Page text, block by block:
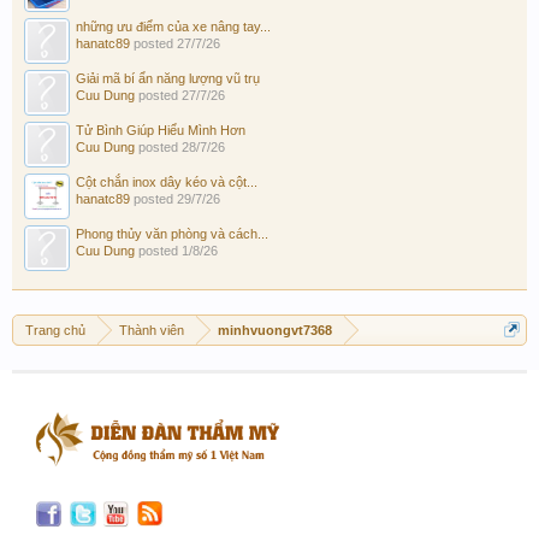
những ưu điểm của xe nâng tay...
hanatc89 posted 27/7/26
Giải mã bí ẩn năng lượng vũ trụ
Cuu Dung posted 27/7/26
Tử Bình Giúp Hiểu Mình Hơn
Cuu Dung posted 28/7/26
Cột chắn inox dây kéo và cột...
hanatc89 posted 29/7/26
Phong thủy văn phòng và cách...
Cuu Dung posted 1/8/26
Trang chủ Thành viên minhvuongvt7368